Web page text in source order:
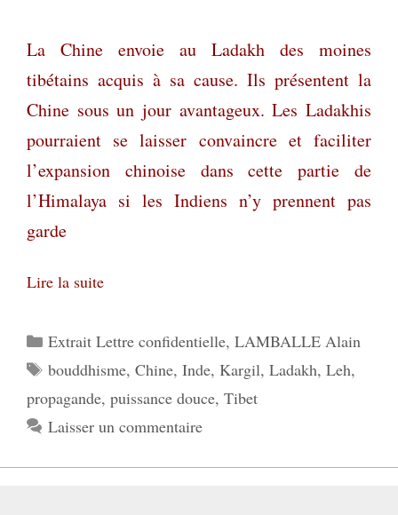
La Chine envoie au Ladakh des moines
tibétains acquis à sa cause. Ils présentent la
Chine sous un jour avantageux. Les Ladakhis
pourraient se laisser convaincre et faciliter
l’expansion chinoise dans cette partie de
l’Himalaya si les Indiens n’y prennent pas
garde
Lire la suite
Catégories
Extrait Lettre confidentielle, LAMBALLE Alain
Étiquettes
bouddhisme, Chine, Inde, Kargil, Ladakh, Leh,
propagande, puissance douce, Tibet
Laisser un commentaire